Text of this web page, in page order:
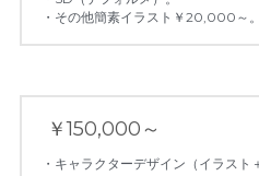
・その他簡素イラスト￥20,000～。
￥150,000～
・キャラクターデザイン（イラスト